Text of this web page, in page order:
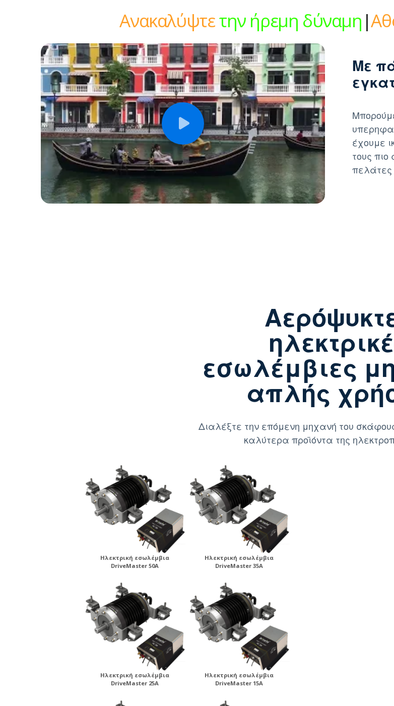
Ανακαλύψτετην ήρεμη δύναμ|
Με
έχουμε
τους πιο
πελάτες
εσωλέμβιες
απλής
Διαλέξτε την επόμενη μηχανή του
καλύτερα προϊόντα της
Ηλεκτρική εσωλέμβια
DriveMaster 50A
Ηλεκτρική εσωλέμβια
DriveMaster 35A
Ηλεκτρική εσωλέμβια
DriveMaster 25A
Ηλεκτρική εσωλέμβια
DriveMaster 15A